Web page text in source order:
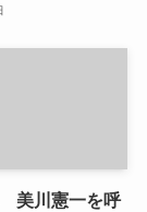
美川憲一を呼